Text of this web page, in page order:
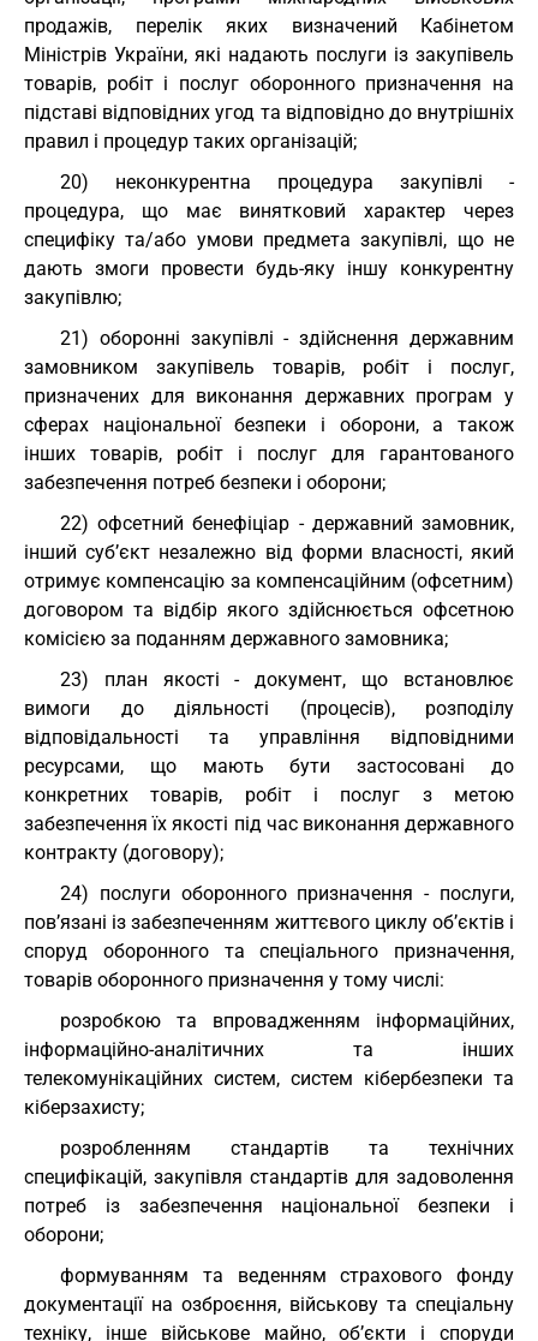
продажів, перелік яких визначений Кабінетом
Міністрів України, які надають послуги із закупівель
товарів, робіт і послуг оборонного призначення на
підставі відповідних угод та відповідно до внутрішніх
правил і процедур таких організацій;
20) неконкурентна процедура закупівлі -
процедура, що має винятковий характер через
специфіку та/або умови предмета закупівлі, що не
дають змоги провести будь-яку іншу конкурентну
закупівлю;
21) оборонні закупівлі - здійснення державним
замовником закупівель товарів, робіт і послуг,
призначених для виконання державних програм у
сферах національної безпеки і оборони, а також
інших товарів, робіт і послуг для гарантованого
забезпечення потреб безпеки і оборони;
22) офсетний бенефіціар - державний замовник,
інший суб’єкт незалежно від форми власності, який
отримує компенсацію за компенсаційним (офсетним)
договором та відбір якого здійснюється офсетною
комісією за поданням державного замовника;
23) план якості - документ, що встановлює
вимоги до діяльності (процесів), розподілу
відповідальності та управління відповідними
ресурсами, що мають бути застосовані до
конкретних товарів, робіт і послуг з метою
забезпечення їх якості під час виконання державного
контракту (договору);
24) послуги оборонного призначення - послуги,
пов’язані із забезпеченням життєвого циклу об’єктів і
споруд оборонного та спеціального призначення,
товарів оборонного призначення у тому числі:
розробкою та впровадженням інформаційних,
інформаційно-аналітичних та інших
телекомунікаційних систем, систем кібербезпеки та
кіберзахисту;
розробленням стандартів та технічних
специфікацій, закупівля стандартів для задоволення
потреб із забезпечення національної безпеки і
оборони;
формуванням та веденням страхового фонду
документації на озброєння, військову та спеціальну
техніку, інше військове майно, об’єкти і споруди